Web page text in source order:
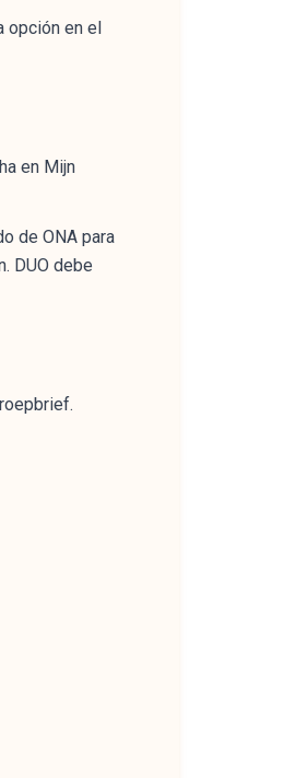
opción en el
en Mijn
de ONA para
DUO debe